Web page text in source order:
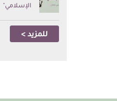
الإسلامي"
للمزيد